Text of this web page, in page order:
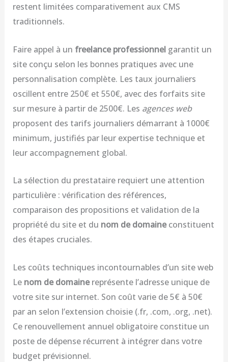
restent limitées comparativement aux CMS
traditionnels.
Faire appel à un freelance professionnelgarantit un
site conçu selon les bonnes pratiques avec une
personnalisation complète. Les taux journaliers
oscillent entre 250€ et 550€, avec des forfaits site
sur mesure à partir de 2500€. Les agences web
proposent des tarifs journaliers démarrant à 1000€
minimum, justifiés par leur expertise technique et
leur accompagnement global.
La sélection du prestataire requiert une attention
particulière : vérification des références,
comparaison des propositions et validation de la
propriété du site et du nom de domaineconstituent
des étapes cruciales.
Les coûts techniques incontournables d’un site web
Le nom de domainereprésente l’adresse unique de
votre site sur internet. Son coût varie de 5€ à 50€
par an selon l’extension choisie (.fr, .com, .org, .net).
Ce renouvellement annuel obligatoire constitue un
poste de dépense récurrent à intégrer dans votre
budget prévisionnel.